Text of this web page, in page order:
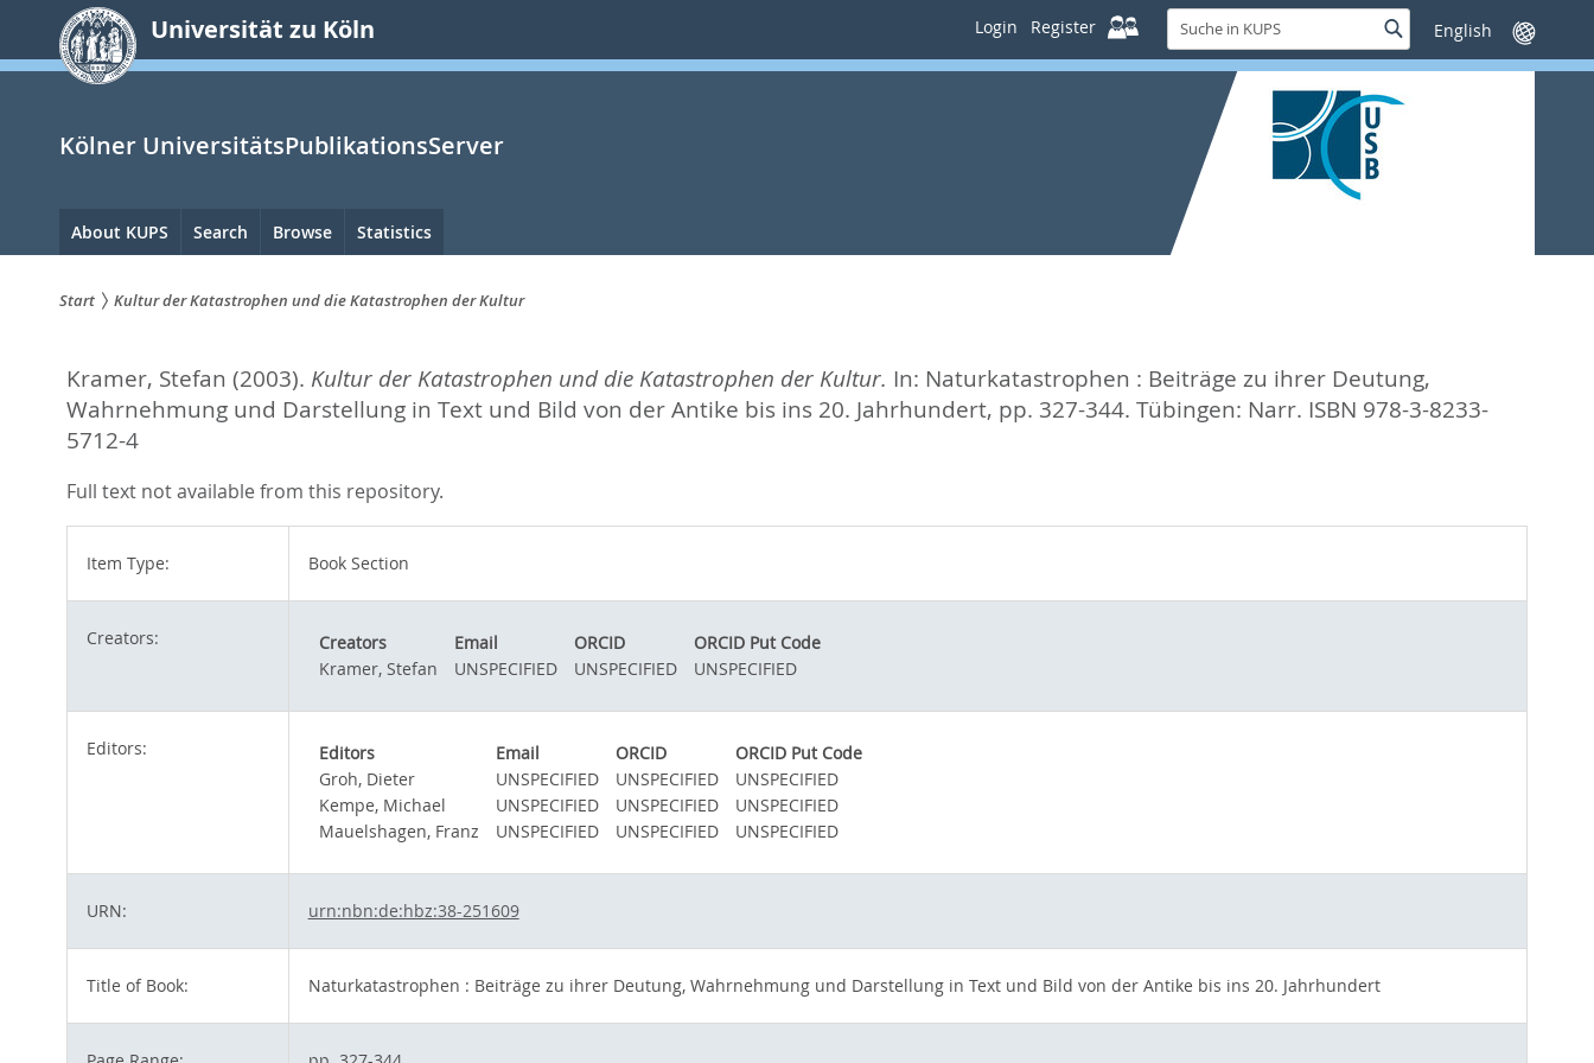
springen
Universität zu Köln Login Register
Suche
in
KUPS
SucheSprache
wechseln
Kölner UniversitätsPublikationsServer
Hauptnavigation
About KUPS Search Browse Statistics
sind
hier:
Start Kultur der Katastrophen und die Katastrophen der Kultur
Kramer, Stefan (2003). Kultur der Katastrophen und die Katastrophen der Kultur. In: Naturkatastrophen : Beiträge zu ihrer Deutung,
Wahrnehmung und Darstellung in Text und Bild von der Antike bis ins 20. Jahrhundert, pp. 327-344. Tübingen: Narr. ISBN 978-3-8233-
5712-4
Full text not available from this repository.
Item Type: Book Section
Creators: Creators Email ORCID
ORCID Put Code
Kramer, Stefan
UNSPECIFIED UNSPECIFIED UNSPECIFIED
Editors: Editors Email ORCID
ORCID Put Code
Groh, Dieter
UNSPECIFIED UNSPECIFIED
UNSPECIFIED
Kempe, Michael
UNSPECIFIED UNSPECIFIED
UNSPECIFIED
Mauelshagen, Franz
UNSPECIFIED UNSPECIFIED UNSPECIFIED
URN: urn:nbn:de:hbz:38-251609
Title of Book: Naturkatastrophen : Beiträge zu ihrer Deutung, Wahrnehmung und Darstellung in Text und Bild von der Antike bis ins 20. Jahrhundert